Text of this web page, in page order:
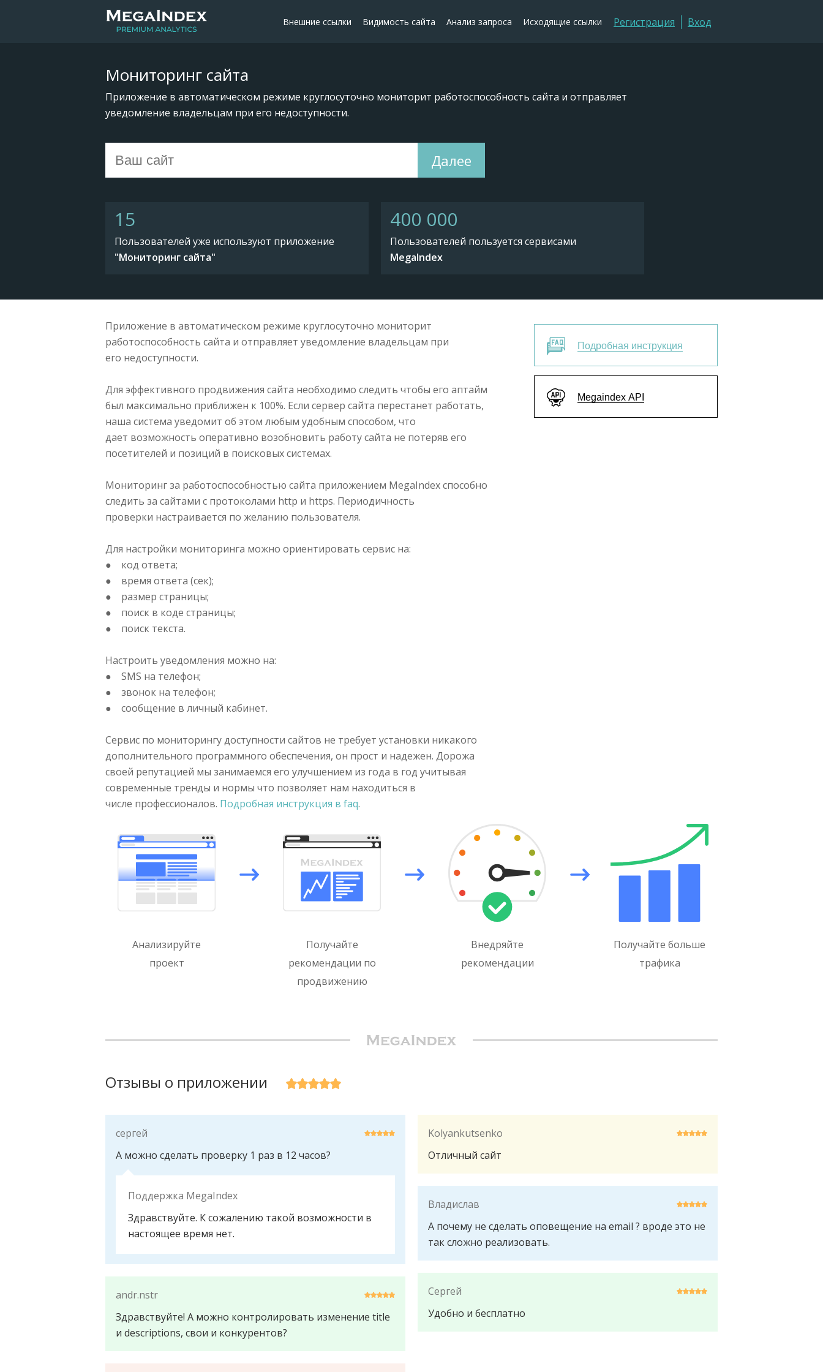
Вход
Регистрация
Исходящие ссылки
Анализ запроса
Видимость сайта
Внешние ссылки
Мониторинг сайта
Приложение в автоматическом режиме круглосуточно мониторит работоспособность сайта и отправляет
уведомление владельцам при его недоступности.
Далее
15
Пользователей уже используют приложeние
"Мониторинг сайта"
400 000
Пользователей пользуется сервисами
MegaIndex
Приложение в автоматическом режиме круглосуточно мониторит
работоспособность сайта и отправляет уведомление владельцам при
его недоступности.
Для эффективного продвижения сайта необходимо следить чтобы его аптайм
был максимально приближен к 100%. Если сервер сайта перестанет работать,
наша система уведомит об этом любым удобным способом, что
дает возможность оперативно возобновить работу сайта не потеряв его
посетителей и позиций в поисковых системах.
Мониторинг за работоспособностью сайта приложением MegaIndex способно
следить за сайтами с протоколами http и https. Периодичность
проверки настраивается по желанию пользователя.
Для настройки мониторинга можно ориентировать сервис на:
● код ответа;
● время ответа (сек);
● размер страницы;
● поиск в коде страницы;
● поиск текста.
Настроить уведомления можно на:
● SMS на телефон;
● звонок на телефон;
● сообщение в личный кабинет.
Сервис по мониторингу доступности сайтов не требует установки никакого
дополнительного программного обеспечения, он прост и надежен. Дорожа
своей репутацией мы занимаемся его улучшением из года в год учитывая
современные тренды и нормы что позволяет нам находиться в
числе профессионалов. Подробная инструкция в faq.
Подробная инструкция
Megaindex API
Анализируйте
проект
Получайте
рекомендации по
продвижению
Внeдряйте
рекомендации
Получайте больше
трафикa
Отзывы о приложении
сергей
А можно сделать проверку 1 раз в 12 часов?
Поддержка MegaIndex
Здравствуйте. К сожалению такой возможности в
настоящее время нет.
andr.nstr
Здравствуйте! А можно контролировать изменение title
и descriptions, свои и конкурентов?
Kolyankutsenko
Отличный сайт
Владислав
А почему не сделать оповещение на email ? вроде это не
так сложно реализовать.
Сергей
Удобно и бесплатно